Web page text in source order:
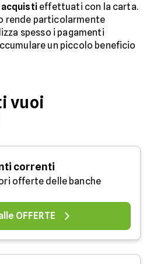
acquistieffettuati con la carta.
rende particolarmente
spesso i pagamenti
un piccolo beneficio
vuoi
correnti
offerte delle banche
OFFERTE